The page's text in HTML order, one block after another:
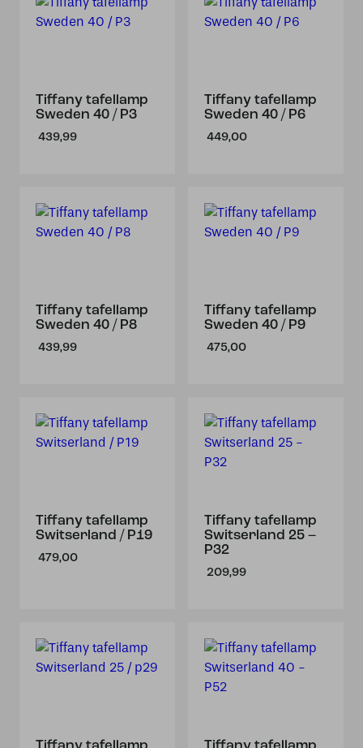
Tiffany tafellamp
Sweden 40 / P3
439,99
Tiffany tafellamp
Sweden 40 / P6
449,00
Tiffany tafellamp
Sweden 40 / P8
439,99
Tiffany tafellamp
Sweden 40 / P9
475,00
Tiffany tafellamp
Switserland / P19
479,00
Tiffany tafellamp
Switserland 25 –
P32
209,99